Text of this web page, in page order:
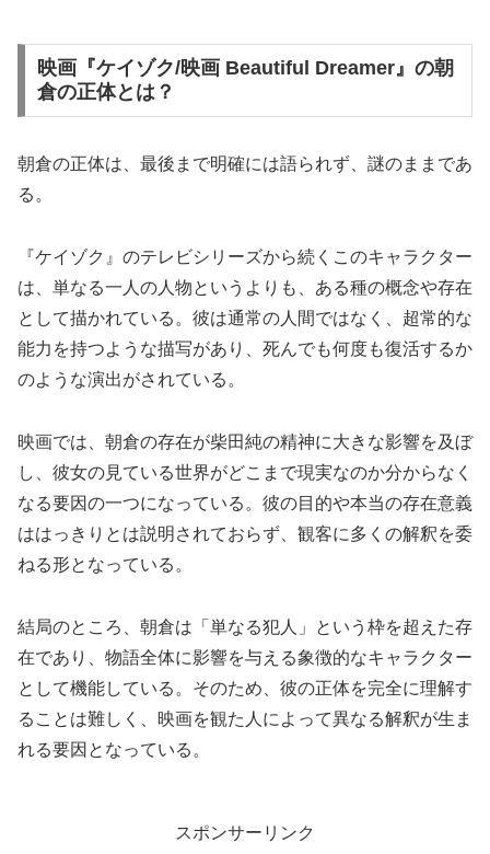
映画『ケイゾク/映画 Beautiful Dreamer』の朝
倉の正体とは？
朝倉の正体は、最後まで明確には語られず、謎のままであ
る。
『ケイゾク』のテレビシリーズから続くこのキャラクター
は、単なる一人の人物というよりも、ある種の概念や存在
として描かれている。彼は通常の人間ではなく、超常的な
能力を持つような描写があり、死んでも何度も復活するか
のような演出がされている。
映画では、朝倉の存在が柴田純の精神に大きな影響を及ぼ
し、彼女の見ている世界がどこまで現実なのか分からなく
なる要因の一つになっている。彼の目的や本当の存在意義
ははっきりとは説明されておらず、観客に多くの解釈を委
ねる形となっている。
結局のところ、朝倉は「単なる犯人」という枠を超えた存
在であり、物語全体に影響を与える象徴的なキャラクター
として機能している。そのため、彼の正体を完全に理解す
ることは難しく、映画を観た人によって異なる解釈が生ま
れる要因となっている。
スポンサーリンク